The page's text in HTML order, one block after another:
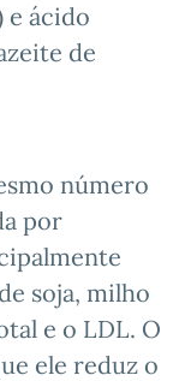
e ácido
de
número
por
soja, milho
e o LDL. O
ele reduz o